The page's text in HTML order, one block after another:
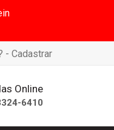
- Cadastrar
Online
6410